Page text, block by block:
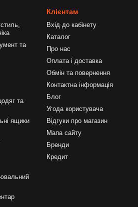
та
та
ящики
Клієнтам
Вхід до кабінету
Каталог
Про нас
Оплата і доставка
Обмін та повернення
Контактна інформація
Блог
Угода користувача
Відгуки про магазин
Мапа сайту
Бренди
Кредит